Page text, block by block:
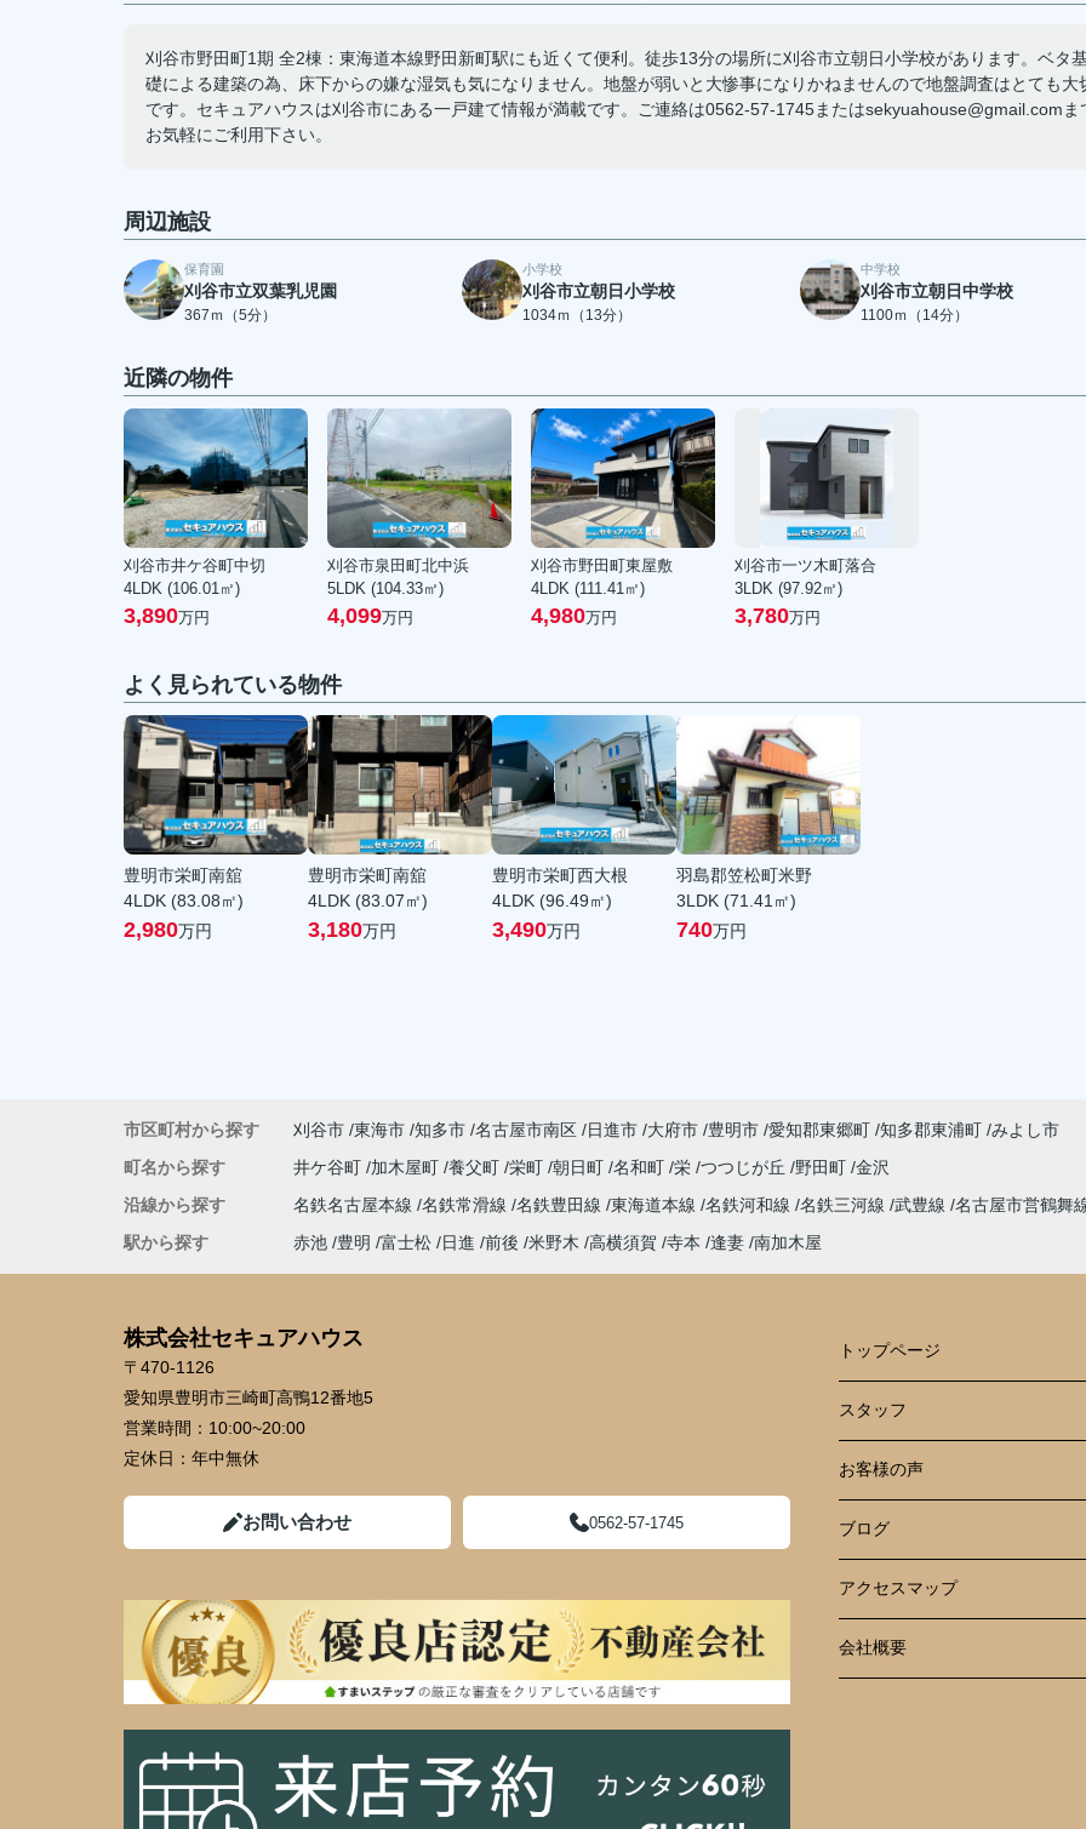
刈谷市野田町1期 全2棟：東海道本線野田新町駅にも近くて便利。徒歩13分の場所に刈谷市立朝日小学校があります。ベタ
礎による建築の為、床下からの嫌な湿気も気になりません。地盤が弱いと大惨事になりかねませんので地盤調査はとても大
です。セキュアハウスは刈谷市にある一戸建て情報が満載です。ご連絡は0562-57-1745またはsekyuahouse@gmail.comま
お気軽にご利用下さい。
周辺施設
保育園
刈谷市立双葉乳児園
367ｍ（5分）
小学校
刈谷市立朝日小学校
1034ｍ（13分）
中学校
刈谷市立朝日中学校
1100ｍ（14分）
近隣の物件
刈谷市井ケ谷町中切
4LDK (106.01㎡)
3,890万円
刈谷市泉田町北中浜
5LDK (104.33㎡)
4,099万円
刈谷市野田町東屋敷
4LDK (111.41㎡)
4,980万円
刈谷市一ツ木町落合
3LDK (97.92㎡)
3,780万円
よく見られている物件
豊明市栄町南舘
4LDK (83.08㎡)
2,980万円
豊明市栄町南舘
4LDK (83.07㎡)
3,180万円
豊明市栄町西大根
4LDK (96.49㎡)
3,490万円
羽島郡笠松町米野
3LDK (71.41㎡)
740万円
市区町村から探す 刈谷市 東海市 知多市 名古屋市南区 日進市 大府市 豊明市 愛知郡東郷町 知多郡東浦町 みよし市
町名から探す
井ケ谷町 加木屋町 養父町 栄町 朝日町 名和町 栄 つつじが丘 野田町 金沢
沿線から探す
名鉄名古屋本線 名鉄常滑線 名鉄豊田線 東海道本線 名鉄河和線 名鉄三河線 武豊線 名古屋市営鶴舞
駅から探す
赤池 豊明 富士松 日進 前後 米野木 高横須賀 寺本 逢妻 南加木屋
株式会社セキュアハウス
〒470-1126
愛知県豊明市三崎町高鴨12番地5
営業時間： 10:00~20:00
定休日： 年中無休
お問い合わせ 0562-57-1745
トップページ
スタッフ
お客様の声
ブログ
アクセスマップ
会社概要